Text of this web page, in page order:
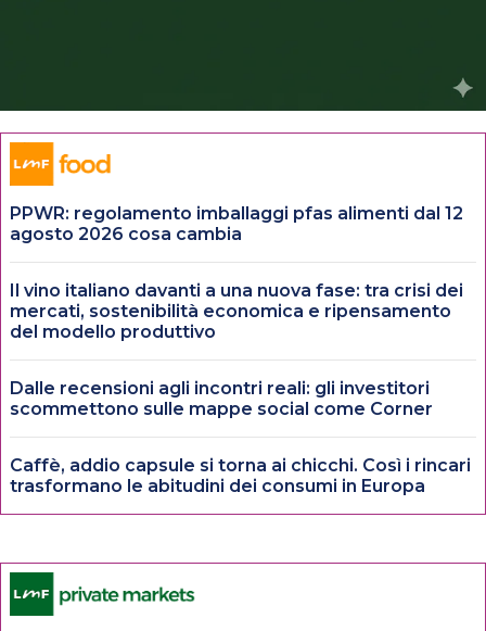
PPWR: regolamento imballaggi pfas alimenti dal 12
agosto 2026 cosa cambia
Il vino italiano davanti a una nuova fase: tra crisi dei
mercati, sostenibilità economica e ripensamento
del modello produttivo
Dalle recensioni agli incontri reali: gli investitori
scommettono sulle mappe social come Corner
Caffè, addio capsule si torna ai chicchi. Così i rincari
trasformano le abitudini dei consumi in Europa